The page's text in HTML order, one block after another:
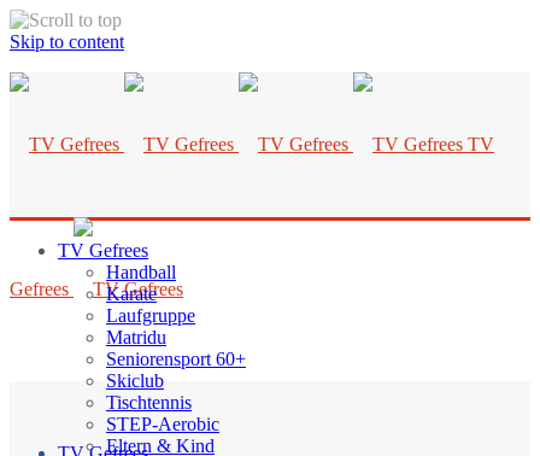
Skip to content
TV
Gefrees
TV Gefrees
Handball
Karate
Laufgruppe
Matridu
Seniorensport 60+
Skiclub
Tischtennis
STEP-Aerobic
Eltern & Kind